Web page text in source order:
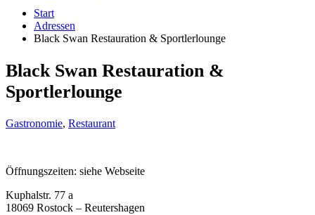
Start
Adressen
Black Swan Restauration & Sportlerlounge
Black Swan Restauration &
Sportlerlounge
Gastronomie, Restaurant
Öffnungszeiten: siehe Webseite
Kuphalstr. 77 a
18069 Rostock – Reutershagen